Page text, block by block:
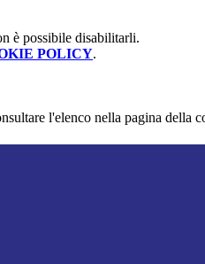
è possibile disabilitarli.
POLICY.
l'elenco nella pagina della